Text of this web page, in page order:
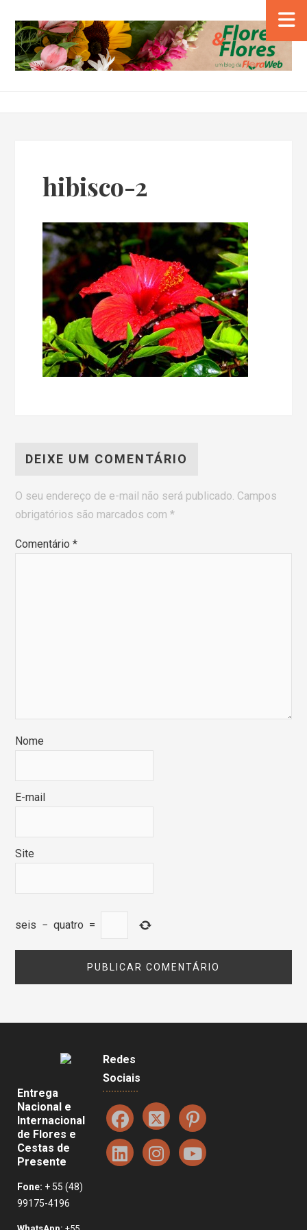
hibisco-2
DEIXE UM COMENTÁRIO
O seu endereço de e-mail não será publicado. Campos
obrigatórios são marcados com*
Comentário*
Nome
E-mail
Site
seis − quatro =
Entrega
Nacional e
Internacional
de Flores e
Cestas de
Presente
Fone: + 55 (48)
99175-4196
Redes
Sociais